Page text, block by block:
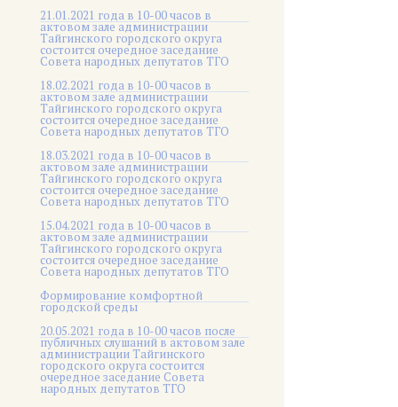
21.01.2021 года в 10-00 часов в
актовом зале администрации
Тайгинского городского округа
состоится очередное заседание
Совета народных депутатов ТГО
18.02.2021 года в 10-00 часов в
актовом зале администрации
Тайгинского городского округа
состоится очередное заседание
Совета народных депутатов ТГО
18.03.2021 года в 10-00 часов в
актовом зале администрации
Тайгинского городского округа
состоится очередное заседание
Совета народных депутатов ТГО
15.04.2021 года в 10-00 часов в
актовом зале администрации
Тайгинского городского округа
состоится очередное заседание
Совета народных депутатов ТГО
Формирование комфортной
городской среды
20.05.2021 года в 10-00 часов после
публичных слушаний в актовом зале
администрации Тайгинского
городского округа состоится
очередное заседание Совета
народных депутатов ТГО